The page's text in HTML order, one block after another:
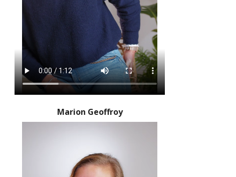
Marion Geoffroy